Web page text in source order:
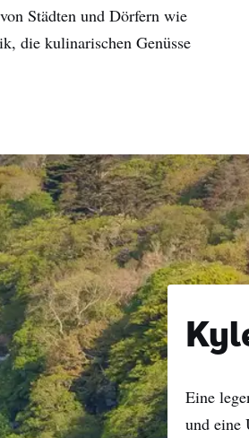
Städten und Dörfern wie
die kulinarischen Genüsse
Eine
und eine